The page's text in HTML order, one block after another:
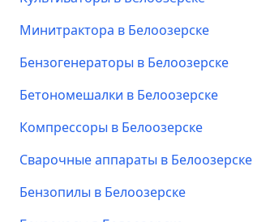
Минитрактора в Белоозерске
Бензогенераторы в Белоозерске
Бетономешалки в Белоозерске
Компрессоры в Белоозерске
Сварочные аппараты в Белоозерске
Бензопилы в Белоозерске